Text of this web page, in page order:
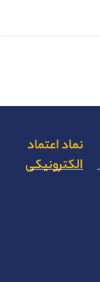
نماد اعتماد
الکترونیکی